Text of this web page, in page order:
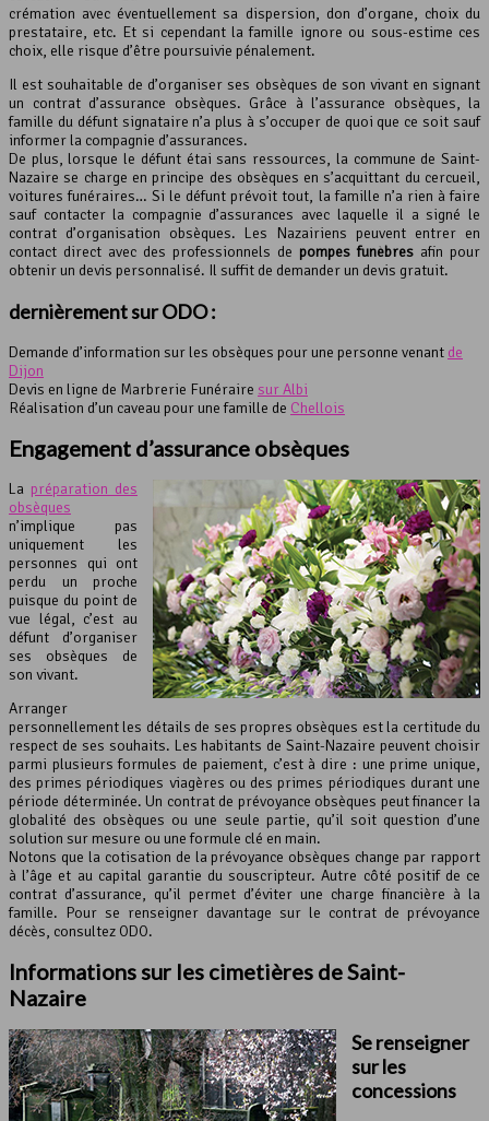
crémation avec éventuellement sa dispersion, don d’organe, choix du
prestataire, etc. Et si cependant la famille ignore ou sous-estime ces
choix, elle risque d’être poursuivie pénalement.
Il est souhaitable de d’organiser ses obsèques de son vivant en signant
un contrat d’assurance obsèques. Grâce à l’assurance obsèques, la
famille du défunt signataire n’a plus à s’occuper de quoi que ce soit sauf
informer la compagnie d’assurances.
De plus, lorsque le défunt étai sans ressources, la commune de Saint-
Nazaire se charge en principe des obsèques en s’acquittant du cercueil,
voitures funéraires… Si le défunt prévoit tout, la famille n’a rien à faire
sauf contacter la compagnie d’assurances avec laquelle il a signé le
contrat d’organisation obsèques. Les Nazairiens peuvent entrer en
contact direct avec des professionnels de pompes funèbres afin pour
obtenir un devis personnalisé. Il suffit de demander un devis gratuit.
dernièrement sur ODO :
Demande d’information sur les obsèques pour une personne venant de
Dijon
Devis en ligne de Marbrerie Funéraire sur Albi
Réalisation d’un caveau pour une famille de Chellois
Engagement d’assurance obsèques
La préparation des
obsèques
n’implique pas
uniquement les
personnes qui ont
perdu un proche
puisque du point de
vue légal, c’est au
défunt d’organiser
ses obsèques de
son vivant.
Arranger
personnellement les détails de ses propres obsèques est la certitude du
respect de ses souhaits. Les habitants de Saint-Nazaire peuvent choisir
parmi plusieurs formules de paiement, c’est à dire : une prime unique,
des primes périodiques viagères ou des primes périodiques durant une
période déterminée. Un contrat de prévoyance obsèques peut financer la
globalité des obsèques ou une seule partie, qu’il soit question d’une
solution sur mesure ou une formule clé en main.
Notons que la cotisation de la prévoyance obsèques change par rapport
à l’âge et au capital garantie du souscripteur. Autre côté positif de ce
contrat d’assurance, qu’il permet d’éviter une charge financière à la
famille. Pour se renseigner davantage sur le contrat de prévoyance
décès, consultez ODO.
Informations sur les cimetières de Saint-
Nazaire
Se renseigner
sur les
concessions